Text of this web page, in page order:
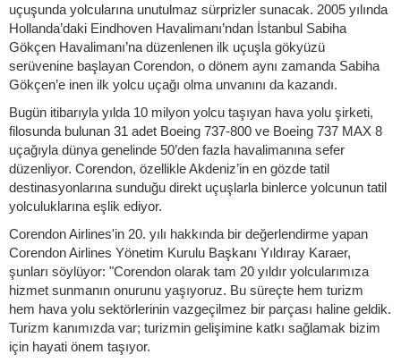
uçuşunda yolcularına unutulmaz sürprizler sunacak. 2005 yılında
Hollanda’daki Eindhoven Havalimanı’ndan İstanbul Sabiha
Gökçen Havalimanı’na düzenlenen ilk uçuşla gökyüzü
serüvenine başlayan Corendon, o dönem aynı zamanda Sabiha
Gökçen’e inen ilk yolcu uçağı olma unvanını da kazandı.
Bugün itibarıyla yılda 10 milyon yolcu taşıyan hava yolu şirketi,
filosunda bulunan 31 adet Boeing 737-800 ve Boeing 737 MAX 8
uçağıyla dünya genelinde 50’den fazla havalimanına sefer
düzenliyor. Corendon, özellikle Akdeniz’in en gözde tatil
destinasyonlarına sunduğu direkt uçuşlarla binlerce yolcunun tatil
yolculuklarına eşlik ediyor.
Corendon Airlines'in 20. yılı hakkında bir değerlendirme yapan
Corendon Airlines Yönetim Kurulu Başkanı Yıldıray Karaer,
şunları söylüyor: "Corendon olarak tam 20 yıldır yolcularımıza
hizmet sunmanın onurunu yaşıyoruz. Bu süreçte hem turizm
hem hava yolu sektörlerinin vazgeçilmez bir parçası haline geldik.
Turizm kanımızda var; turizmin gelişimine katkı sağlamak bizim
için hayati önem taşıyor.